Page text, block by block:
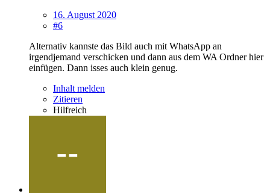
16. August 2020
#6
Alternativ kannste das Bild auch mit WhatsApp an
irgendjemand verschicken und dann aus dem WA Ordner hier
einfügen. Dann isses auch klein genug.
Inhalt melden
Zitieren
Hilfreich